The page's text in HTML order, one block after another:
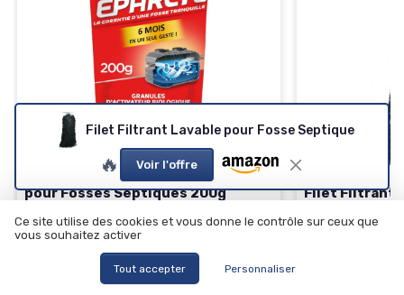
⭐ TRÈS BIEN NOTÉ 🔥 POPULAIRE
Granules Activateur Biologique
pour Fosses Septiques 200g
＋ Entretien efficacedes fosses septiques
＋ Format pratique
Durée de traitementde 6 mois
Facile à utiliser
Filet Filtrant
Filet Filtrant Lavable pour Fosse Septique
🔥 Voir l'offre
Ce site utilise des cookies et vous donne le contrôle sur ceux que
vous souhaitez activer
Tout accepter Personnaliser